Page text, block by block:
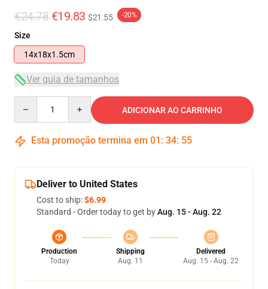
€24.78 €19.83 $21.55 -20%
Size
14x18x1.5cm
Ver guia de tamanhos
ADICIONAR AO CARRINHO
Esta promoção termina em 01 : 34: 54
Deliver to United States
Cost to ship:$6.99
Standard - Order today to get byAug. 15 - Aug. 22
Production
Today
Shipping
Aug. 11
Delivered
Aug. 15 - Aug. 22